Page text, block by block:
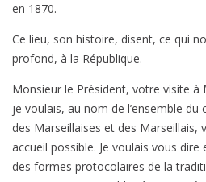
en 1870.
Ce lieu, son histoire, disent, ce qui
profond, à la République.
Monsieur le Président, votre visite à
je voulais, au nom de l’ensemble
des Marseillaises et des Marseillais,
accueil possible. Je voulais vous
des formes protocolaires de la